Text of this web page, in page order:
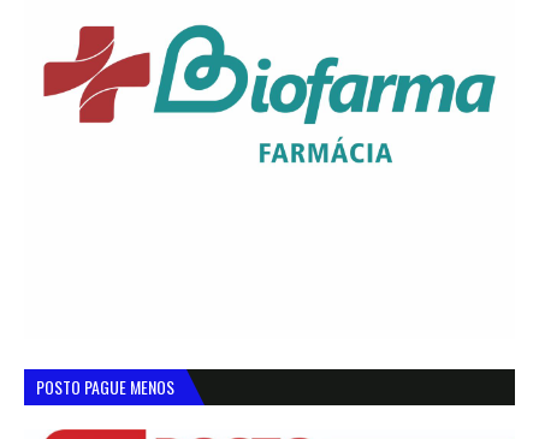
POSTO PAGUE MENOS